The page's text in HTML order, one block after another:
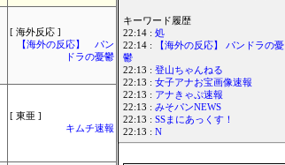
[ 海外反応 ]
【海外の反応】 パン
ドラの憂鬱
[ 東亜 ]
キムチ速報
キーワード履歴
22:14 : 処
22:14 :
【海外の反応】 パンドラの憂
鬱
22:13 : 登山ちゃんねる
22:13 : 女子アナお宝画像速報
22:13 : アナきゃぷ速報
22:13 : みそパンNEWS
22:13 : SSまにあっくす！
22:13 : N